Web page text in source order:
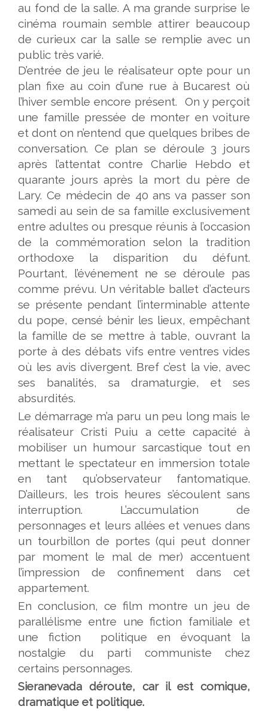
au fond de la salle. A ma grande surprise le
cinéma roumain semble attirer beaucoup
de curieux car la salle se remplie avec un
public très varié.
D’entrée de jeu le réalisateur opte pour un
plan fixe au coin d’une rue à Bucarest où
l’hiver semble encore présent. On y perçoit
une famille pressée de monter en voiture
et dont on n’entend que quelques bribes de
conversation. Ce plan se déroule 3 jours
après l’attentat contre Charlie Hebdo et
quarante jours après la mort du père de
Lary. Ce médecin de 40 ans va passer son
samedi au sein de sa famille exclusivement
entre adultes ou presque réunis à l’occasion
de la commémoration selon la tradition
orthodoxe la disparition du défunt.
Pourtant, l’événement ne se déroule pas
comme prévu. Un véritable ballet d’acteurs
se présente pendant l’interminable attente
du pope, censé bénir les lieux, empêchant
la famille de se mettre à table, ouvrant la
porte à des débats vifs entre ventres vides
où les avis divergent. Bref c’est la vie, avec
ses banalités, sa dramaturgie, et ses
absurdités.
Le démarrage m’a paru un peu long mais le
réalisateur Cristi Puiu a cette capacité à
mobiliser un humour sarcastique tout en
mettant le spectateur en immersion totale
en tant qu’observateur fantomatique.
D’ailleurs, les trois heures s’écoulent sans
interruption. L’accumulation de
personnages et leurs allées et venues dans
un tourbillon de portes (qui peut donner
par moment le mal de mer) accentuent
l’impression de confinement dans cet
appartement.
En conclusion, ce film montre un jeu de
parallélisme entre une fiction familiale et
une fiction politique en évoquant la
nostalgie du parti communiste chez
certains personnages.
Sieranevada déroute, car il est comique,
dramatique et politique.